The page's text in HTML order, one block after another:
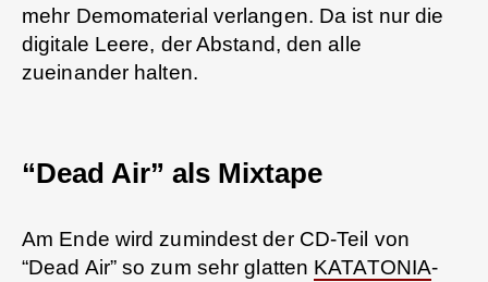
mehr Demomaterial verlangen. Da ist nur die
digitale Leere, der Abstand, den alle
zueinander halten.
“Dead Air” als Mixtape
Am Ende wird zumindest der CD-Teil von
“Dead Air” so zum sehr glatten KATATONIA-